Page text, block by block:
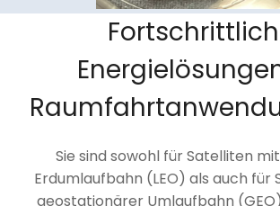
Sie sind sowohl für Satelliten
Erdumlaufbahn (LEO) als auch für
geostationärer Umlaufbahn